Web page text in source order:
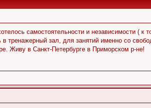
самостоятельности и независимости ( к
тренажерный зал, для занятий именно со
Живу в Санкт-Петербурге в Приморском р-не!